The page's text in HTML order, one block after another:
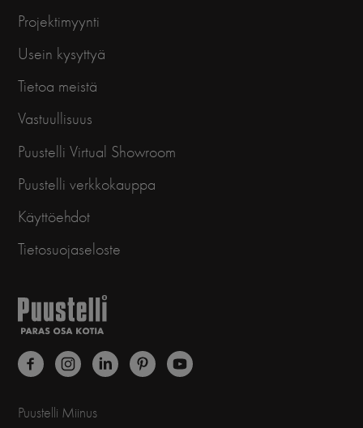
Projektimyynti
Usein kysyttyä
Tietoa meistä
Vastuullisuus
Puustelli Virtual Showroom
Puustelli verkkokauppa
Käyttöehdot
Tietosuojaseloste
Puustelli Miinus